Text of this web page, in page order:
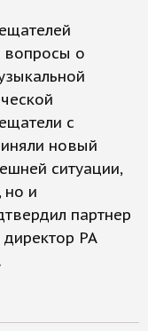
вопросы о
с
новый
ситуации,
но и
партнер
директор РА